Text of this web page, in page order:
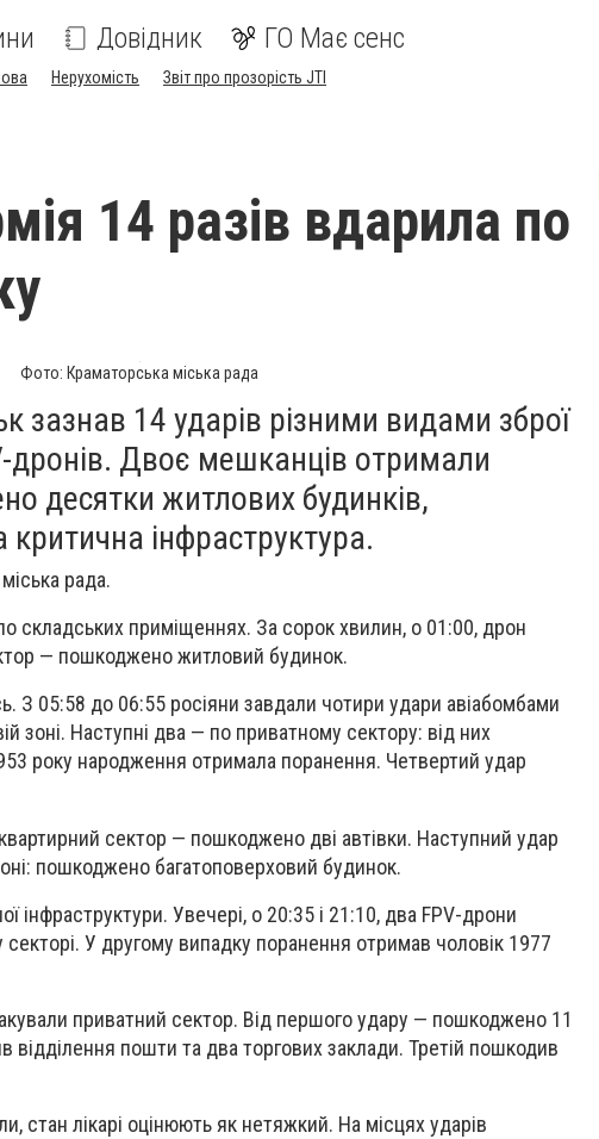
Довідник ГО Має сенс
Нерухомість Звіт про прозорість JTI
14 разів вдарила по
Фото: Краматорська міська рада
зазнав 14 ударів різними видами зброї
дронів. Двоє мешканців отримали
десятки житлових будинків,
інфраструктура.
рада.
складських приміщеннях. За сорок хвилин, о 01:00, дрон
— пошкоджено житловий будинок.
З 05:58 до 06:55 росіяни завдали чотири удари авіабомбами
Наступні два — по приватному сектору: від них
року народження отримала поранення. Четвертий удар
сектор — пошкоджено дві автівки. Наступний удар
пошкоджено багатоповерховий будинок.
інфраструктури. Увечері, о 20:35 і 21:10, два FPV-дрони
У другому випадку поранення отримав чоловік 1977
приватний сектор. Від першого удару — пошкоджено 11
відділення пошти та два торгових заклади. Третій пошкодив
стан лікарі оцінюють як нетяжкий. На місцях ударів